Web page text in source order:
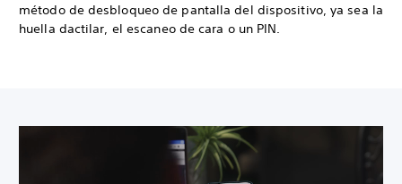
método de desbloqueo de pantalla del dispositivo, ya sea la
huella dactilar, el escaneo de cara o un PIN.